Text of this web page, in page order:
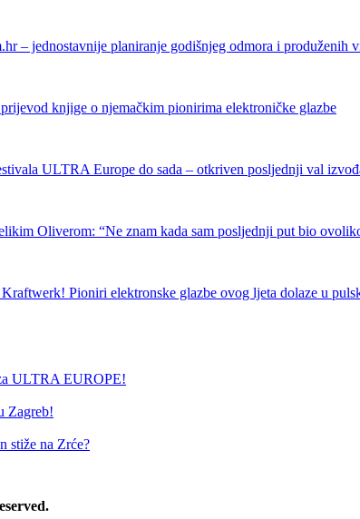
– jednostavnije planiranje godišnjeg odmora i produženih
knjige o njemačkim pionirima elektroničke glazbe
ULTRA Europe do sada – otkriven posljednji val
Oliverom: “Ne znam kada sam posljednji put bio
Pioniri elektronske glazbe ovog ljeta dolaze u
ULTRA EUROPE!
Zagreb!
stiže na Zrće?